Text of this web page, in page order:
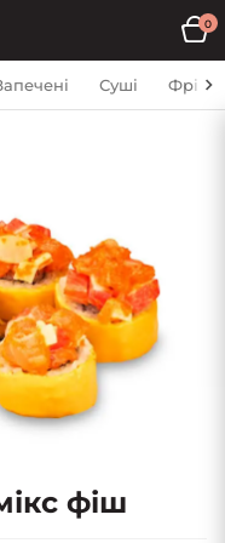
0
Суші Фрі
фіш